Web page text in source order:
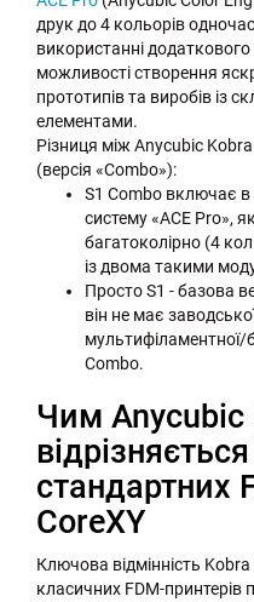
друк до 4 кольорів
використанні
можливості створення
прототипів та виробів із
елементами.
Різниця між Anycubic
(версія «Combo»):
S1 Combo включає
систему «ACE Pro»,
багатоколірно (4
із двома такими
Просто S1 - базова
він не має
мультифіламентної/
Combo.
Чим Anycubic
стандартних
CoreXY
Ключова відмінність Kobra
класичних FDM-принтерів